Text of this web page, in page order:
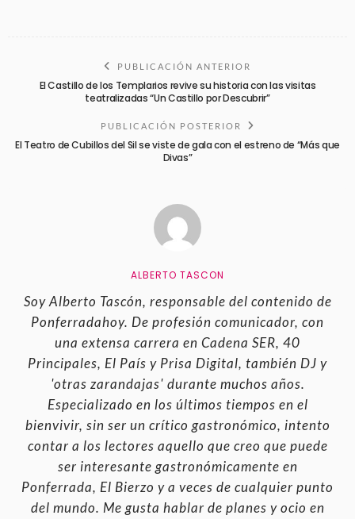
PUBLICACIÓN ANTERIOR
El Castillo de los Templarios revive su historia con las visitas
teatralizadas “Un Castillo por Descubrir”
PUBLICACIÓN POSTERIOR
El Teatro de Cubillos del Sil se viste de gala con el estreno de “Más que
Divas”
ALBERTO TASCON
Soy Alberto Tascón, responsable del contenido de
Ponferradahoy. De profesión comunicador, con
una extensa carrera en Cadena SER, 40
Principales, El País y Prisa Digital, también DJ y
'otras zarandajas' durante muchos años.
Especializado en los últimos tiempos en el
bienvivir, sin ser un crítico gastronómico, intento
contar a los lectores aquello que creo que puede
ser interesante gastronómicamente en
Ponferrada, El Bierzo y a veces de cualquier punto
del mundo. Me gusta hablar de planes y ocio en